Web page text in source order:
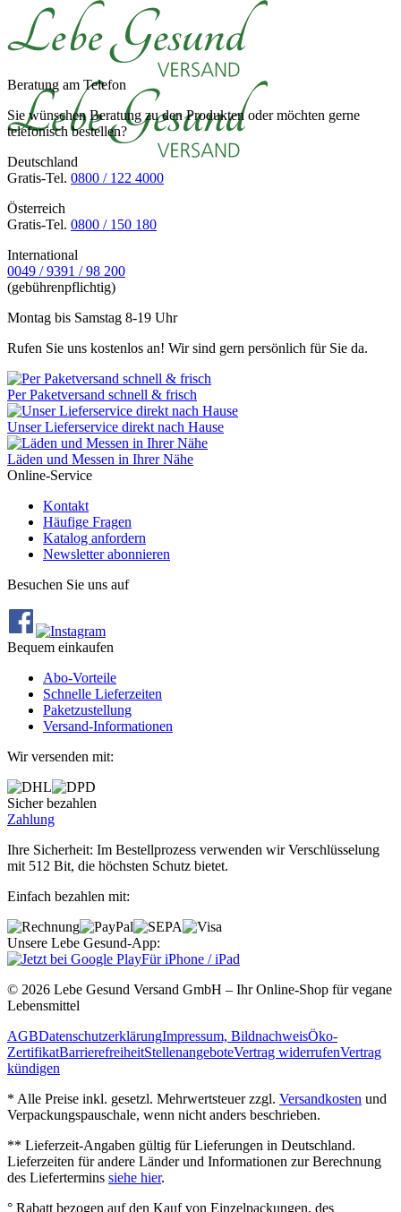
Beratung am Telefon
Sie wünschen Beratung zu den Produkten oder möchten gerne
telefonisch bestellen?
Deutschland
Gratis-Tel. 0800 / 122 4000
Österreich
Gratis-Tel. 0800 / 150 180
International
0049 / 9391 / 98 200
(gebührenpflichtig)
Montag bis Samstag 8-19 Uhr
Rufen Sie uns kostenlos an! Wir sind gern persönlich für Sie da.
Per Paketversand schnell & frisch
Unser Lieferservice direkt nach Hause
Läden und Messen in Ihrer Nähe
Online-Service
Kontakt
Häufige Fragen
Katalog anfordern
Newsletter abonnieren
Besuchen Sie uns auf
Bequem einkaufen
Abo‐Vorteile
Schnelle Lieferzeiten
Paketzustellung
Versand‐Informationen
Wir versenden mit:
Sicher bezahlen
Zahlung
Ihre Sicherheit: Im Bestellprozess verwenden wir Verschlüsselung
mit 512 Bit, die höchsten Schutz bietet.
Einfach bezahlen mit:
Unsere Lebe Gesund-App:
Für iPhone / iPad
© 2026 Lebe Gesund Versand GmbH – Ihr Online‐Shop für vegane
Lebensmittel
AGBDatenschutzerklärungImpressum, BildnachweisÖko‐
ZertifikatBarrierefreiheitStellenangeboteVertrag widerrufenVertrag
kündigen
* Alle Preise inkl. gesetzl. Mehrwertsteuer zzgl. Versandkosten und
Verpackungspauschale, wenn nicht anders beschrieben.
** Lieferzeit‐Angaben gültig für Lieferungen in Deutschland.
Lieferzeiten für andere Länder und Informationen zur Berechnung
des Liefertermins siehe hier.
° Rabatt bezogen auf den Kauf von Einzelpackungen, des